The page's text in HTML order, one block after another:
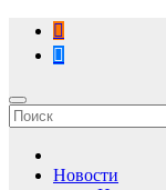
Перейти
содержимому
Новости